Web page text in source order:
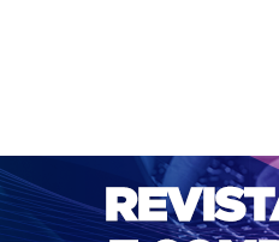
ACESSO CADASTRO
DE REVISTAS DA UNIFACS
NOVA SUBMISSÃO